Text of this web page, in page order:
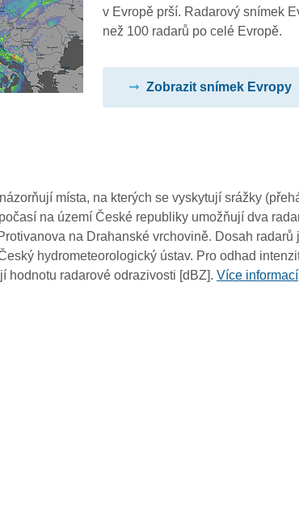
v Evropě prší. Radarový snímek
než 100 radarů po celé Evropě.
Zobrazit snímek Evropy
místa, na kterých se vyskytují srážky
na území České republiky umožňují dva
na Drahanské vrchovině. Dosah radarů
hydrometeorologický ústav. Pro odhad
hodnotu radarové odrazivosti [dBZ].Více informací